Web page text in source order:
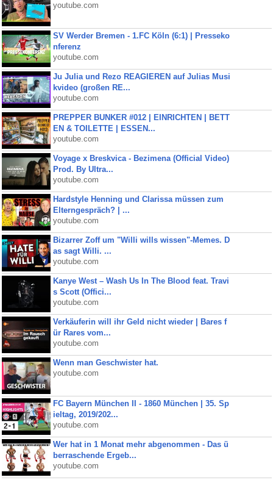
youtube.com
SV Werder Bremen - 1.FC Köln (6:1) | Presseko
nferenz
youtube.com
Ju Julia und Rezo REAGIEREN auf Julias Musi
kvideo (großen RE...
youtube.com
PREPPER BUNKER #012 | EINRICHTEN | BETT
EN & TOILETTE | ESSEN...
youtube.com
Voyage x Breskvica - Bezimena (Official Video)
Prod. By Ultra...
youtube.com
Hardstyle Henning und Clarissa müssen zum
Elterngespräch? | ...
youtube.com
Bizarrer Zoff um "Willi wills wissen"-Memes. D
as sagt Willi. ...
youtube.com
Kanye West – Wash Us In The Blood feat. Travi
s Scott (Offici...
youtube.com
Verkäuferin will ihr Geld nicht wieder | Bares f
ür Rares vom...
youtube.com
Wenn man Geschwister hat.
youtube.com
FC Bayern München II - 1860 München | 35. Sp
ieltag, 2019/202...
youtube.com
Wer hat in 1 Monat mehr abgenommen - Das ü
berraschende Ergeb...
youtube.com